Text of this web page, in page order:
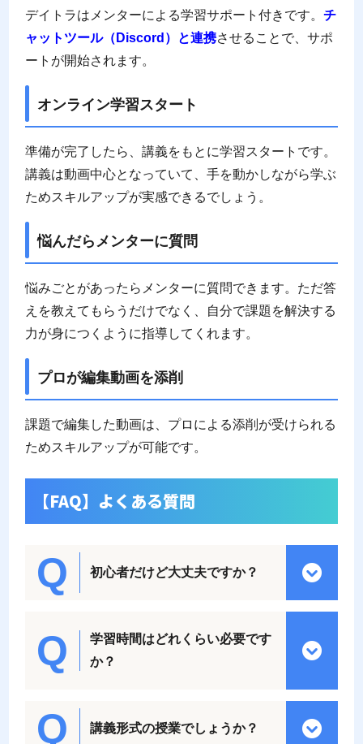
デイトラはメンターによる学習サポート付きです。チ
ャットツール（Discord）と連携させることで、サポ
ートが開始されます。
オンライン学習スタート
準備が完了したら、講義をもとに学習スタートです。
講義は動画中心となっていて、手を動かしながら学ぶ
ためスキルアップが実感できるでしょう。
悩んだらメンターに質問
悩みごとがあったらメンターに質問できます。ただ答
えを教えてもらうだけでなく、自分で課題を解決する
力が身につくように指導してくれます。
プロが編集動画を添削
課題で編集した動画は、プロによる添削が受けられる
ためスキルアップが可能です。
【FAQ】よくある質問
初心者だけど大丈夫ですか？
学習時間はどれくらい必要です
か？
講義形式の授業でしょうか？